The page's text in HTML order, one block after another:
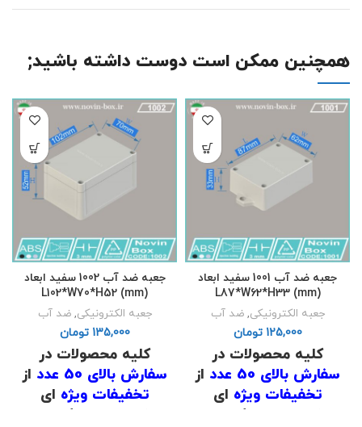
همچنین ممکن است دوست داشته باشید;
جعبه ضد آب 1001 سفید ابعاد
L87*W62*H33 (mm)
جعبه الکترونیکی,ضد آب
تومان
کلیه محصولات در
سفارش بالای 50 عدد
از
تخفیفات ویژه ای
برخوردار است که برای
جعبه ضد آب 1002 سفید ابعاد
L102*W70*H52 (mm)
جعبه الکترونیکی,ضد آب
تومان
کلیه محصولات در
سفارش بالای 50 عدد
از
تخفیفات ویژه ای
برخوردار است که برای